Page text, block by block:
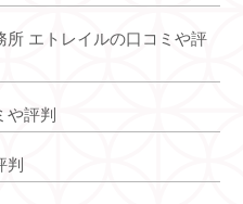
所 エトレイルの口コミや評
や評判
判